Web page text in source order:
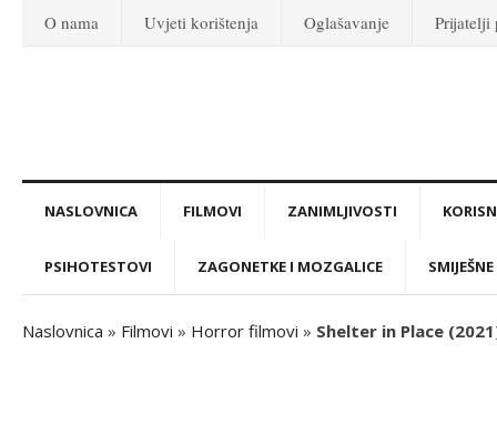
O nama Uvjeti korištenja Oglašavanje Prijatelji
NASLOVNICA FILMOVI ZANIMLJIVOSTI
PSIHOTESTOVI ZAGONETKE I MOZGALICE
Naslovnica » Filmovi » Horror filmovi » Shelter in Place